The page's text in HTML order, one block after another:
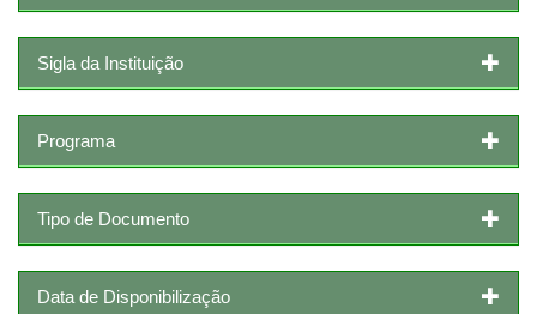
Sigla da Instituição
Programa
Tipo de Documento
Data de Disponibilização